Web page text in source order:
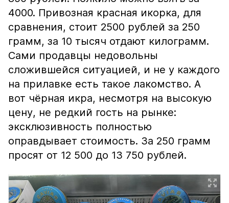
4000. Привозная красная икорка, для
сравнения, стоит 2500 рублей за 250
грамм, за 10 тысяч отдают килограмм.
Сами продавцы недовольны
сложившейся ситуацией, и не у каждого
на прилавке есть такое лакомство. А
вот чёрная икра, несмотря на высокую
цену, не редкий гость на рынке:
эксклюзивность полностью
оправдывает стоимость. За 250 грамм
просят от 12 500 до 13 750 рублей.